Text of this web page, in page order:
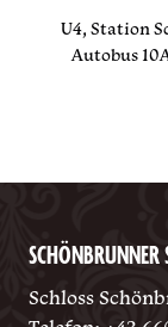
U4, Station
Autobus
SCHÖNBRUNNER
Schloss